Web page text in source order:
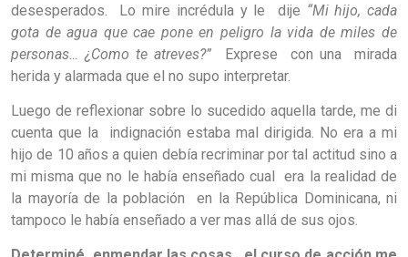
desesperados. Lo mire incrédula y le dije “Mi hijo, cada
gota de agua que cae pone en peligro la vida de miles de
personas… ¿Como te atreves?” Exprese con una mirada
herida y alarmada que el no supo interpretar.
Luego de reflexionar sobre lo sucedido aquella tarde, me di
cuenta que la indignación estaba mal dirigida. No era a mi
hijo de 10 años a quien debía recriminar por tal actitud sino a
mi misma que no le había enseñado cual era la realidad de
la mayoría de la población en la República Dominicana, ni
tampoco le había enseñado a ver mas allá de sus ojos.